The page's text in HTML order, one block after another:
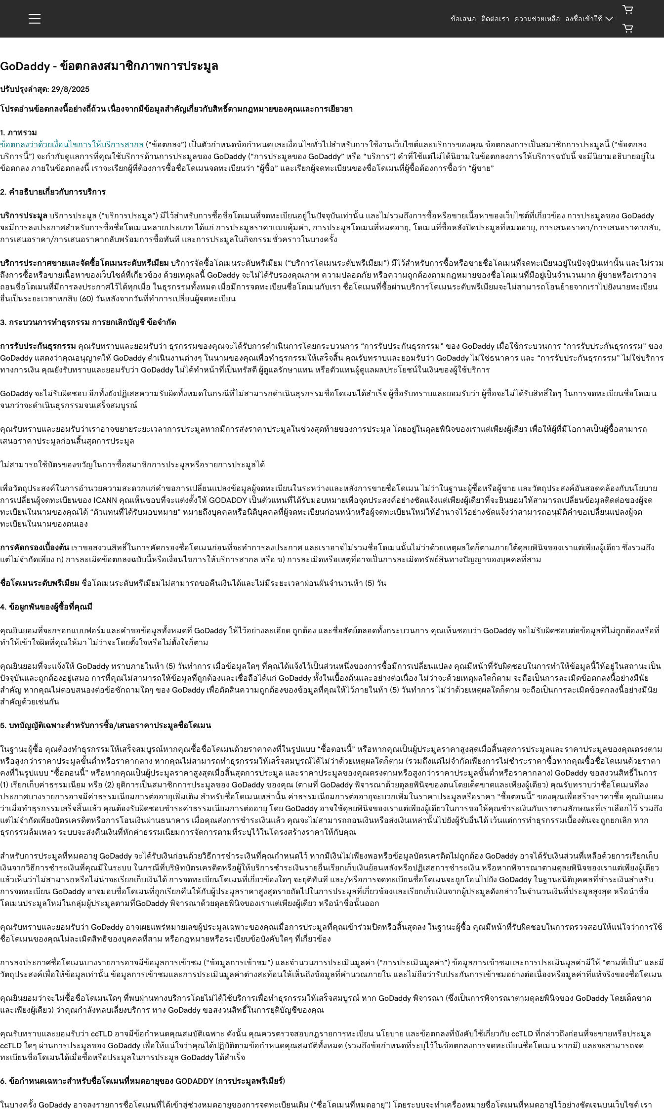
ข้อเสนอ ติดต่อเรา ความช่วยเหลือ ลงชื่อเข้าใช้
GoDaddy - ข้อตกลงสมาชิกภาพการประมูล
ปรับปรุงล่าสุด: 29/8/2025
โปรดอ่านข้อตกลงนี้อย่างถี่ถ้วน เนื่องจากมีข้อมูลสำคัญเกี่ยวกับสิทธิ์ตามกฎหมายของคุณและการเยียวยา
1. ภาพรวม
ข้อตกลงว่าด้วยเงื่อนไขการให้บริการสากล (“ข้อตกลง”) เป็นตัวกำหนดข้อกำหนดและเงื่อนไขทั่วไปสำหรับการใช้งานเว็บไซต์และบริการของคุณ ข้อตกลงการเป็นสมาชิกการประมูลนี้ (“ข้อตกลง
บริการนี้”) จะกำกับดูแลการที่คุณใช้บริการด้านการประมูลของ GoDaddy (“การประมูลของ GoDaddy” หรือ “บริการ”) คำที่ใช้แต่ไม่ได้นิยามในข้อตกลงการให้บริการฉบับนี้ จะมีนิยามอธิบายอยู่ใน
ข้อตกลง ภายในข้อตกลงนี้ เราจะเรียกผู้ที่ต้องการซื้อชื่อโดเมนจดทะเบียนว่า “ผู้ซื้อ” และเรียกผู้จดทะเบียนของชื่อโดเมนที่ผู้ซื้อต้องการซื้อว่า “ผู้ขาย”
2. คำอธิบายเกี่ยวกับการบริการ
บริการประมูล บริการประมูล (“บริการประมูล”) มีไว้สำหรับการซื้อชื่อโดเมนที่จดทะเบียนอยู่ในปัจจุบันเท่านั้น และไม่รวมถึงการซื้อหรือขายเนื้อหาของเว็บไซต์ที่เกี่ยวข้อง การประมูลของ GoDaddy
จะมีการลงประกาศสำหรับการซื้อชื่อโดเมนหลายประเภท ได้แก่ การประมูลราคาแบบคุ้มค่า, การประมูลโดเมนที่หมดอายุ, โดเมนที่ซื้อหลังปิดประมูลที่หมดอายุ, การเสนอราคา/การเสนอราคากลับ,
การเสนอราคา/การเสนอราคากลับพร้อมการซื้อทันที และการประมูลในกิจกรรมชั่วคราวในบางครั้ง
บริการประกาศขายและจัดซื้อโดเมนระดับพรีเมียม บริการจัดซื้อโดเมนระดับพรีเมียม (“บริการโดเมนระดับพรีเมียม”) มีไว้สำหรับการซื้อหรือขายชื่อโดเมนที่จดทะเบียนอยู่ในปัจจุบันเท่านั้น และไม่รวม
ถึงการซื้อหรือขายเนื้อหาของเว็บไซต์ที่เกี่ยวข้อง ด้วยเหตุผลนี้ GoDaddy จะไม่ได้รับรองคุณภาพ ความปลอดภัย หรือความถูกต้องตามกฎหมายของชื่อโดเมนที่มีอยู่เป็นจำนวนมาก ผู้ขายหรือเราอาจ
ถอนชื่อโดเมนที่มีการลงประกาศไว้ได้ทุกเมื่อ ในธุรกรรมทั้งหมด เมื่อมีการจดทะเบียนชื่อโดเมนกับเรา ชื่อโดเมนที่ซื้อผ่านบริการโดเมนระดับพรีเมียมจะไม่สามารถโอนย้ายจากเราไปยังนายทะเบียน
อื่นเป็นระยะเวลาหกสิบ (60) วันหลังจากวันที่ทำการเปลี่ยนผู้จดทะเบียน
3. กระบวนการทำธุรกรรม การยกเลิกบัญชี ข้อจำกัด
การรับประกันธุรกรรม คุณรับทราบและยอมรับว่า ธุรกรรมของคุณจะได้รับการดำเนินการโดยกระบวนการ “การรับประกันธุรกรรม” ของ GoDaddy เมื่อใช้กระบวนการ “การรับประกันธุรกรรม” ของ
GoDaddy แสดงว่าคุณอนุญาตให้ GoDaddy ดำเนินงานต่างๆ ในนามของคุณเพื่อทำธุรกรรมให้เสร็จสิ้น คุณรับทราบและยอมรับว่า GoDaddy ไม่ใช่ธนาคาร และ “การรับประกันธุรกรรม” ไม่ใช่บริการ
ทางการเงิน คุณยังรับทราบและยอมรับว่า GoDaddy ไม่ได้ทำหน้าที่เป็นทรัสตี ผู้ดูแลรักษาแทน หรือตัวแทนผู้ดูแลผลประโยชน์ในเงินของผู้ใช้บริการ
GoDaddy จะไม่รับผิดชอบ อีกทั้งยังปฏิเสธความรับผิดทั้งหมดในกรณีที่ไม่สามารถดำเนินธุรกรรมชื่อโดเมนได้สำเร็จ ผู้ซื้อรับทราบและยอมรับว่า ผู้ซื้อจะไม่ได้รับสิทธิ์ใดๆ ในการจดทะเบียนชื่อโดเมน
จนกว่าจะดำเนินธุรกรรมจนเสร็จสมบูรณ์
คุณรับทราบและยอมรับว่าเราอาจขยายระยะเวลาการประมูลหากมีการส่งราคาประมูลในช่วงสุดท้ายของการประมูล โดยอยู่ในดุลยพินิจของเราแต่เพียงผู้เดียว เพื่อให้ผู้ที่มีโอกาสเป็นผู้ซื้อสามารถ
เสนอราคาประมูลก่อนสิ้นสุดการประมูล
ไม่สามารถใช้บัตรของขวัญในการซื้อสมาชิกการประมูลหรือรายการประมูลได้
เพื่อวัตถุประสงค์ในการอำนวยความสะดวกแก่คำขอการเปลี่ยนแปลงข้อมูลผู้จดทะเบียนในระหว่างและหลังการขายชื่อโดเมน ไม่ว่าในฐานะผู้ซื้อหรือผู้ขาย และวัตถุประสงค์อันสอดคล้องกับนโยบาย
การเปลี่ยนผู้จดทะเบียนของ ICANN คุณเห็นชอบที่จะแต่งตั้งให้ GODADDY เป็นตัวแทนที่ได้รับมอบหมายเพื่อจุดประสงค์อย่างชัดแจ้งแต่เพียงผู้เดียวที่จะยินยอมให้สามารถเปลี่ยนข้อมูลติดต่อของผู้จด
ทะเบียนในนามของคุณได้ “ตัวแทนที่ได้รับมอบหมาย” หมายถึงบุคคลหรือนิติบุคคลที่ผู้จดทะเบียนก่อนหน้าหรือผู้จดทะเบียนใหม่ให้อำนาจไว้อย่างชัดแจ้งว่าสามารถอนุมัติคำขอเปลี่ยนแปลงผู้จด
ทะเบียนในนามของตนเอง
การคัดกรองเบื้องต้นเราขอสงวนสิทธิ์ในการคัดกรองชื่อโดเมนก่อนที่จะทำการลงประกาศ และเราอาจไม่รวมชื่อโดเมนนั้นไม่ว่าด้วยเหตุผลใดก็ตามภายใต้ดุลยพินิจของเราแต่เพียงผู้เดียว ซึ่งรวมถึง
แต่ไม่จำกัดเพียง ก) การละเมิดข้อตกลงฉบับนี้หรือเงื่อนไขการให้บริการสากล หรือ ข) การละเมิดหรือเหตุที่อาจเป็นการละเมิดทรัพย์สินทางปัญญาของบุคคลที่สาม
ชื่อโดเมนระดับพรีเมียม ชื่อโดเมนระดับพรีเมียมไม่สามารถขอคืนเงินได้และไม่มีระยะเวลาผ่อนผันจำนวนห้า (5) วัน
4. ข้อผูกพันของผู้ซื้อที่คุณมี
คุณยินยอมที่จะกรอกแบบฟอร์มและคำขอข้อมูลทั้งหมดที่ GoDaddy ให้ไว้อย่างละเอียด ถูกต้อง และซื่อสัตย์ตลอดทั้งกระบวนการ คุณเห็นชอบว่า GoDaddy จะไม่รับผิดชอบต่อข้อมูลที่ไม่ถูกต้องหรือที่
ทำให้เข้าใจผิดที่คุณให้มา ไม่ว่าจะโดยตั้งใจหรือไม่ตั้งใจก็ตาม
คุณยินยอมที่จะแจ้งให้ GoDaddy ทราบภายในห้า (5) วันทำการ เมื่อข้อมูลใดๆ ที่คุณได้แจ้งไว้เป็นส่วนหนึ่งของการซื้อมีการเปลี่ยนแปลง คุณมีหน้าที่รับผิดชอบในการทำให้ข้อมูลนี้ให้อยู่ในสถานะเป็น
ปัจจุบันและถูกต้องอยู่เสมอ การที่คุณไม่สามารถให้ข้อมูลที่ถูกต้องและเชื่อถือได้แก่ GoDaddy ทั้งในเบื้องต้นและอย่างต่อเนื่อง ไม่ว่าจะด้วยเหตุผลใดก็ตาม จะถือเป็นการละเมิดข้อตกลงนี้อย่างมีนัย
สำคัญ หากคุณไม่ตอบสนองต่อข้อซักถามใดๆ ของ GoDaddy เพื่อตัดสินความถูกต้องของข้อมูลที่คุณให้ไว้ภายในห้า (5) วันทำการ ไม่ว่าด้วยเหตุผลใดก็ตาม จะถือเป็นการละเมิดข้อตกลงนี้อย่างมีนัย
สำคัญด้วยเช่นกัน
5. บทบัญญัติเฉพาะสำหรับการซื้อ/เสนอราคาประมูลชื่อโดเมน
ในฐานะผู้ซื้อ คุณต้องทำธุรกรรมให้เสร็จสมบูรณ์หากคุณซื้อชื่อโดเมนด้วยราคาคงที่ในรูปแบบ “ซื้อตอนนี้” หรือหากคุณเป็นผู้ประมูลราคาสูงสุดเมื่อสิ้นสุดการประมูลและราคาประมูลของคุณตรงตาม
หรือสูงกว่าราคาประมูลขั้นต่ำหรือราคากลาง หากคุณไม่สามารถทำธุรกรรมให้เสร็จสมบูรณ์ได้ไม่ว่าด้วยเหตุผลใดก็ตาม (รวมถึงแต่ไม่จำกัดเพียงการไม่ชำระราคาซื้อหากคุณซื้อชื่อโดเมนด้วยราคา
คงที่ในรูปแบบ “ซื้อตอนนี้” หรือหากคุณเป็นผู้ประมูลราคาสูงสุดเมื่อสิ้นสุดการประมูล และราคาประมูลของคุณตรงตามหรือสูงกว่าราคาประมูลขั้นต่ำหรือราคากลาง) GoDaddy ขอสงวนสิทธิ์ในการ
(1) เรียกเก็บค่าธรรมเนียม หรือ (2) ยุติการเป็นสมาชิกการประมูลของ GoDaddy ของคุณ (ตามที่ GoDaddy พิจารณาด้วยดุลยพินิจของตนโดยเด็ดขาดและเพียงผู้เดียว) คุณรับทราบว่าชื่อโดเมนที่ลง
ประกาศบางรายการอาจมีค่าธรรมเนียมการต่ออายุเพิ่มเติม สำหรับชื่อโดเมนเหล่านั้น ค่าธรรมเนียมการต่ออายุจะบวกเพิ่มในราคาประมูลหรือราคา “ซื้อตอนนี้” ของคุณเพื่อสร้างราคาซื้อ คุณยินยอม
ว่าเมื่อทำธุรกรรมเสร็จสิ้นแล้ว คุณต้องรับผิดชอบชำระค่าธรรมเนียมการต่ออายุ โดย GoDaddy อาจใช้ดุลยพินิจของเราแต่เพียงผู้เดียวในการขอให้คุณชำระเงินกับเราตามลักษณะที่เราเลือกไว้ รวมถึง
แต่ไม่จำกัดเพียงบัตรเครดิตหรือการโอนเงินผ่านธนาคาร เมื่อคุณส่งการชำระเงินแล้ว คุณจะไม่สามารถถอนเงินหรือส่งเงินเหล่านั้นไปยังผู้รับอื่นได้ เว้นแต่การทำธุรกรรมเบื้องต้นจะถูกยกเลิก หาก
ธุรกรรมล้มเหลว ระบบจะส่งคืนเงินที่หักค่าธรรมเนียมการจัดการตามที่ระบุไว้ในโครงสร้างราคาให้กับคุณ
สำหรับการประมูลที่หมดอายุ GoDaddy จะได้รับเงินก่อนด้วยวิธีการชำระเงินที่คุณกำหนดไว้ หากมีเงินไม่เพียงพอหรือข้อมูลบัตรเครดิตไม่ถูกต้อง GoDaddy อาจได้รับเงินส่วนที่เหลือด้วยการเรียกเก็บ
เงินจากวิธีการชำระเงินที่คุณมีในระบบ ในกรณีที่บริษัทบัตรเครดิตหรือผู้ให้บริการชำระเงินรายอื่นเรียกเก็บเงินย้อนหลังหรือปฏิเสธการชำระเงิน หรือหากพิจารณาตามดุลยพินิจของเราแต่เพียงผู้เดียว
แล้วเห็นว่าไม่สามารถหรือไม่น่าจะเรียกเก็บเงินได้ การจดทะเบียนโดเมนที่เกี่ยวข้องใดๆ จะยุติทันที และ/หรือการจดทะเบียนชื่อโดเมนจะถูกโอนไปยัง GoDaddy ในฐานะนิติบุคคลที่ชำระเงินสำหรับ
การจดทะเบียน GoDaddy อาจมอบชื่อโดเมนที่ถูกเรียกคืนให้กับผู้ประมูลราคาสูงสุดรายถัดไปในการประมูลที่เกี่ยวข้องและเรียกเก็บเงินจากผู้ประมูลดังกล่าวในจำนวนเงินที่ประมูลสูงสุด หรือนำชื่อ
โดเมนประมูลใหม่ในกลุ่มผู้ประมูลตามที่GoDaddy พิจารณาด้วยดุลยพินิจของเราแต่เพียงผู้เดียว หรือนำชื่อนั้นออก
คุณรับทราบและยอมรับว่า GoDaddy อาจเผยแพร่หมายเลขผู้ประมูลเฉพาะของคุณเมื่อการประมูลที่คุณเข้าร่วมปิดหรือสิ้นสุดลง ในฐานะผู้ซื้อ คุณมีหน้าที่รับผิดชอบในการตรวจสอบให้แน่ใจว่าการใช้
ชื่อโดเมนของคุณไม่ละเมิดสิทธิของบุคคลที่สาม หรือกฎหมายหรือระเบียบข้อบังคับใดๆ ที่เกี่ยวข้อง
การลงประกาศชื่อโดเมนบางรายการอาจมีข้อมูลการเข้าชม (“ข้อมูลการเข้าชม”) และจำนวนการประเมินมูลค่า (“การประเมินมูลค่า”) ข้อมูลการเข้าชมและการประเมินมูลค่ามีให้ “ตามที่เป็น” และมี
วัตถุประสงค์เพื่อให้ข้อมูลเท่านั้น ข้อมูลการเข้าชมและการประเมินมูลค่าต่างสะท้อนให้เห็นถึงข้อมูลที่คำนวณภายใน และไม่ถือว่ารับประกันการเข้าชมอย่างต่อเนื่องหรือมูลค่าที่แท้จริงของชื่อโดเมน
คุณยินยอมว่าจะไม่ซื้อชื่อโดเมนใดๆ ที่พบผ่านทางบริการโดยไม่ได้ใช้บริการเพื่อทำธุรกรรมให้เสร็จสมบูรณ์ หาก GoDaddy พิจารณา (ซึ่งเป็นการพิจารณาตามดุลยพินิจของ GoDaddy โดยเด็ดขาด
และเพียงผู้เดียว) ว่าคุณกำลังหลบเลี่ยงบริการ ทาง GoDaddy ขอสงวนสิทธิ์ในการยุติบัญชีของคุณ
คุณรับทราบและยอมรับว่า ccTLD อาจมีข้อกำหนดคุณสมบัติเฉพาะ ดังนั้น คุณควรตรวจสอบกฎรายการทะเบียน นโยบาย และข้อตกลงที่บังคับใช้เกี่ยวกับ ccTLD ที่กล่าวถึงก่อนที่จะขายหรือประมูล
ccTLD ใดๆ ผ่านการประมูลของ GoDaddy เพื่อให้แน่ใจว่าคุณได้ปฏิบัติตามข้อกำหนดคุณสมบัติทั้งหมด (รวมถึงข้อกำหนดที่ระบุไว้ในข้อตกลงการจดทะเบียนชื่อโดเมน หากมี) และจะสามารถจด
ทะเบียนชื่อโดเมนได้เมื่อซื้อหรือประมูลในการประมูล GoDaddy ได้สำเร็จ
6. ข้อกำหนดเฉพาะสำหรับชื่อโดเมนที่หมดอายุของ GODADDY (การประมูลพรีเมียร์)
ในบางครั้ง GoDaddy อาจลงรายการชื่อโดเมนที่ได้เข้าสู่ช่วงหมดอายุของการจดทะเบียนเดิม (“ชื่อโดเมนที่หมดอายุ”) โดยระบบจะทำเครื่องหมายชื่อโดเมนที่หมดอายุไว้อย่างชัดเจนบนเว็บไซต์ เรา